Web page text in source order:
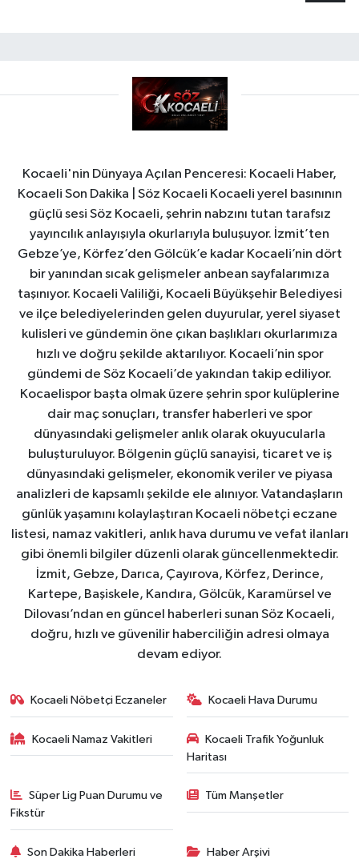
Kocaeli'nin Dünyaya Açılan Penceresi: Kocaeli Haber,
Kocaeli Son Dakika | Söz Kocaeli Kocaeli yerel basınının
güçlü sesi Söz Kocaeli, şehrin nabzını tutan tarafsız
yayıncılık anlayışıyla okurlarıyla buluşuyor. İzmit’ten
Gebze’ye, Körfez’den Gölcük’e kadar Kocaeli’nin dört
bir yanından sıcak gelişmeler anbean sayfalarımıza
taşınıyor. Kocaeli Valiliği, Kocaeli Büyükşehir Belediyesi
ve ilçe belediyelerinden gelen duyurular, yerel siyaset
kulisleri ve gündemin öne çıkan başlıkları okurlarımıza
hızlı ve doğru şekilde aktarılıyor. Kocaeli’nin spor
gündemi de Söz Kocaeli’de yakından takip ediliyor.
Kocaelispor başta olmak üzere şehrin spor kulüplerine
dair maç sonuçları, transfer haberleri ve spor
dünyasındaki gelişmeler anlık olarak okuyucularla
buluşturuluyor. Bölgenin güçlü sanayisi, ticaret ve iş
dünyasındaki gelişmeler, ekonomik veriler ve piyasa
analizleri de kapsamlı şekilde ele alınıyor. Vatandaşların
günlük yaşamını kolaylaştıran Kocaeli nöbetçi eczane
listesi, namaz vakitleri, anlık hava durumu ve vefat ilanları
gibi önemli bilgiler düzenli olarak güncellenmektedir.
İzmit, Gebze, Darıca, Çayırova, Körfez, Derince,
Kartepe, Başiskele, Kandıra, Gölcük, Karamürsel ve
Dilovası’ndan en güncel haberleri sunan Söz Kocaeli,
doğru, hızlı ve güvenilir haberciliğin adresi olmaya
devam ediyor.
Kocaeli Nöbetçi Eczaneler Kocaeli Hava Durumu
Kocaeli Namaz Vakitleri
Kocaeli Trafik Yoğunluk
Haritası
Süper Lig Puan Durumu ve
Fikstür
Tüm Manşetler
Son Dakika Haberleri Haber Arşivi